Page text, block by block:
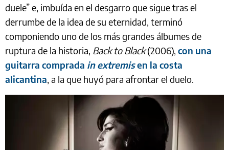
duele” e, imbuída en el desgarro que sigue tras el
derrumbe de la idea de su eternidad, terminó
componiendo uno de los más grandes álbumes de
ruptura de la historia, Back to Black(2006), con una
guitarra comprada in extremisen la costa
alicantina, a la que huyó para afrontar el duelo.